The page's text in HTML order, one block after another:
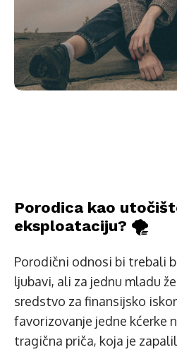
Porodica kao
eksploataciju? 🌪️
Porodični odnosi bi trebali
ljubavi, ali za jednu mladu
sredstvo za finansijsko
favorizovanje jedne kćerke
tragična priča, koja je